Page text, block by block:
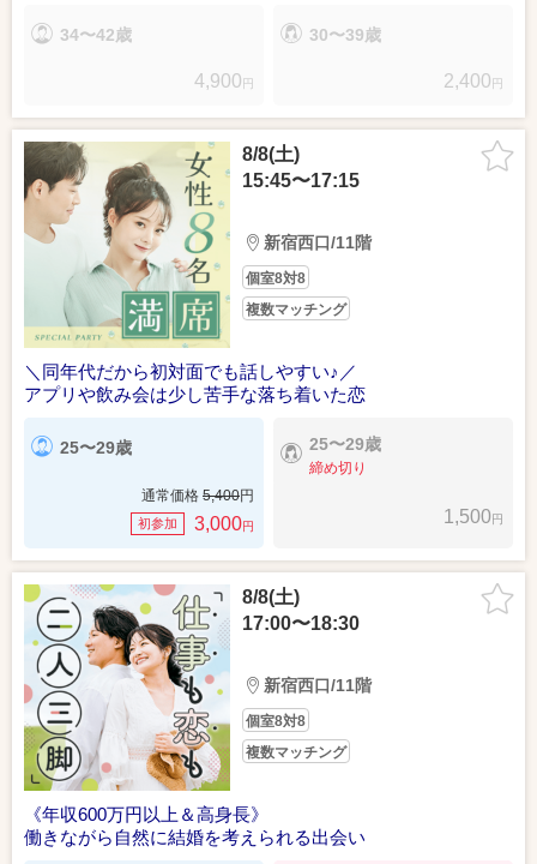
34〜42歳
4,900 円
30〜39歳
2,400 円
8/8(土)
15:45〜17:15
新宿西口/11階
個室8対8
複数マッチング
＼同年代だから初対面でも話しやすい♪／
アプリや飲み会は少し苦手な落ち着いた恋
25〜29歳
通常価格 5,400円
初参加 3,000円
25〜29歳
締め切り
1,500円
8/8(土)
17:00〜18:30
新宿西口/11階
個室8対8
複数マッチング
《年収600万円以上＆高身長》
働きながら自然に結婚を考えられる出会い